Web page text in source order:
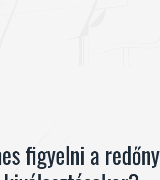
figyelni a redőny